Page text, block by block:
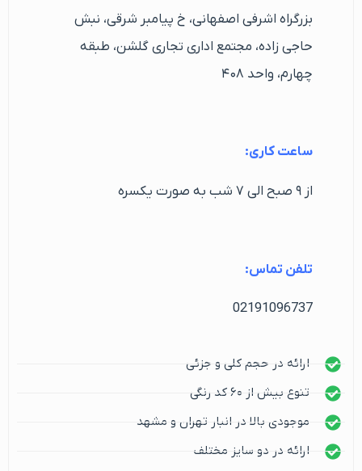
بزرگراه اشرفی اصفهانی، خ پیامبر شرقی، نبش
حاجی زاده، مجتمع اداری تجاری گلشن، طبقه
چهارم، واحد ۴۰۸
ساعت کاری:
از ۹ صبح الی ۷ شب به صورت یکسره
تلفن تماس:
02191096737
ارائه در حجم کلی و جزئی
تنوع بیش از ۶۰ کد رنگی
موجودی بالا در انبار تهران و مشهد
ارائه در دو سایز مختلف